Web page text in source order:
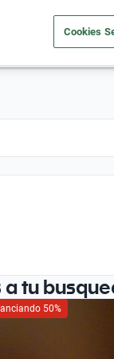
Outlet
tu
50%
Cookies